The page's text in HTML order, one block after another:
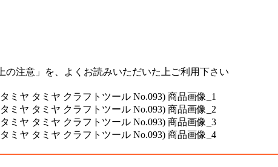
注意」を、よくお読みいただいた上ご利用下さい